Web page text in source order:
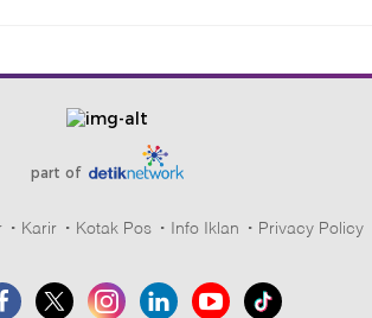
part of
Karir Kotak Pos Info Iklan Privacy Policy